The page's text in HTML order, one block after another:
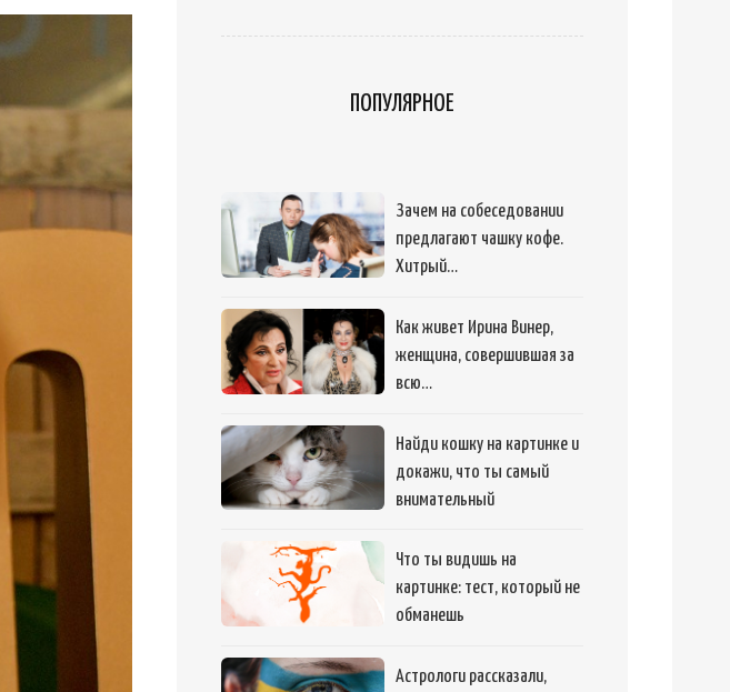
ПОПУЛЯРНОЕ
Зачем на собеседовании
предлагают чашку кофе.
Хитрый…
Как живет Ирина Винер,
женщина, совершившая за
всю…
Найди кошку на картинке и
докажи, что ты самый
внимательный
Что ты видишь на
картинке: тест, который не
обманешь
Астрологи рассказали,